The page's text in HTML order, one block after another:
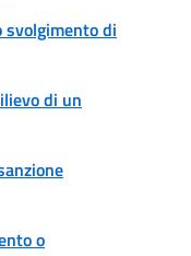
svolgimento di
di un
o